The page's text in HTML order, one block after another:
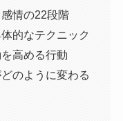
情の22段階
的なテクニック
高める行動
のように変わる